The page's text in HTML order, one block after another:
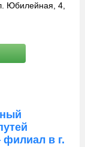
Юбилейная, 4,
в г.